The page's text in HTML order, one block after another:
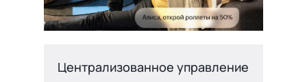
Централизованное управление